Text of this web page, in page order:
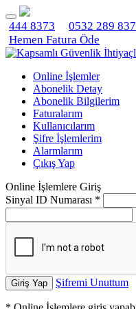
444 8373
0532 289
Hemen Fatura Öde
Online İşlemler
Abonelik Detay
Abonelik Bilgilerim
Faturalarım
Kullanıcılarım
Şifre İşlemlerim
Alarmlarım
Çıkış Yap
Online İşlemlere Giriş
Sinyal ID Numarası *
Giriş Yap Şifremi Unuttum